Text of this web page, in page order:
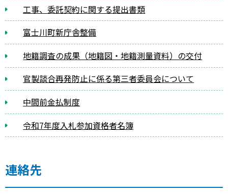
工事、委託契約に関する提出書類
富士川町新庁舎整備
地籍調査の成果（地籍図・地籍測量資料）の交付
官製談合再発防止に係る第三者委員会について
中間前金払制度
令和7年度入札参加資格者名簿
連絡先